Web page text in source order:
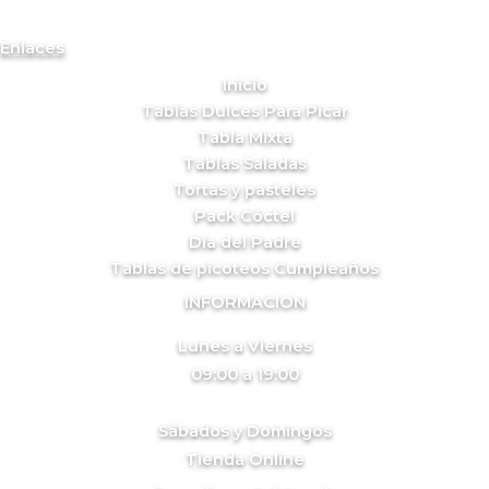
Enlaces
Inicio
Tablas Dulces Para Picar
Tabla Mixta
Tablas Saladas
Tortas y pasteles
Pack Cóctel
Día del Padre
Tablas de picoteos Cumpleaños
INFORMACION
Lunes a Viernes
09:00 a 19:00
Sábados y Domingos
Tienda Online